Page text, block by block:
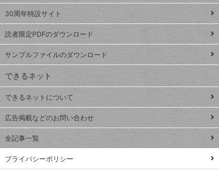
スプレ
ッドシ
ート
iPhone
VLOOKUP
close
閉じ
る
ト
ッ
プ
ペ
ジ
連載
Excel Q&A
トイアンナ流仕
事術
PowerAutomate
ではじめる業務
の完全自動化
30周年特設サイト
読者限定PDFのダウンロード
サンプルファイルのダウンロード
できるネット
できるネットについて
広告掲載などのお問い合わせ
全記事一覧
プライバシーポリシー